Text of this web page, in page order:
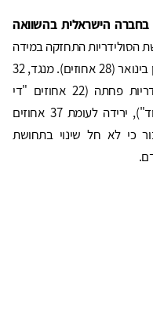
בחברה הישראלית בהשוואה
הסולידריות התחזקה במידה
רבה או די רבה, עלייה קלה מהנתון בינואר (28 אחוזים). מנגד, 32
אחוזים חשים כי תחושת הסולידריות פחתה (22 אחוזים "די
פחתה" ו-10 אחוזים "פחתה מאוד"), ירידה לעומת 37 אחוזים
אחוזים) סבור כי לא חל שינוי בתחושת